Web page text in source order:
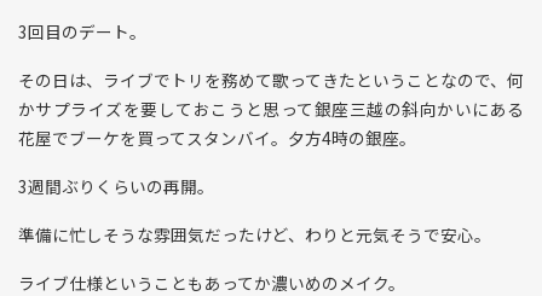
3回目のデート。
その日は、ライブでトリを務めて歌ってきたということなので、何
かサプライズを要しておこうと思って銀座三越の斜向かいにある
花屋でブーケを買ってスタンバイ。夕方4時の銀座。
3週間ぶりくらいの再開。
準備に忙しそうな雰囲気だったけど、わりと元気そうで安心。
ライブ仕様ということもあってか濃いめのメイク。